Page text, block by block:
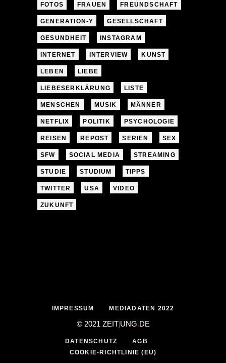
FOTOS FRAUEN FREUNDSCHAFT
GENERATION-Y GESELLSCHAFT
GESUNDHEIT INSTAGRAM
INTERNET INTERVIEW KUNST
LEBEN LIEBE
LIEBESERKLÄRUNG LISTE
MENSCHEN MUSIK MÄNNER
NETFLIX POLITIK PSYCHOLOGIE
REISEN REPOST SERIEN SEX
SFW SOCIAL MEDIA STREAMING
STUDIE STUDIUM TIPPS
TWITTER USA VIDEO
ZUKUNFT
IMPRESSUM MEDIADATEN 2022
© 2021 ZEITjUNG.DE
DATENSCHUTZ
AGB
COOKIE-RICHTLINIE (EU)